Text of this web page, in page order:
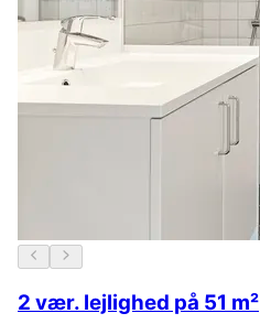
2 vær. lejlighed på 51 m²